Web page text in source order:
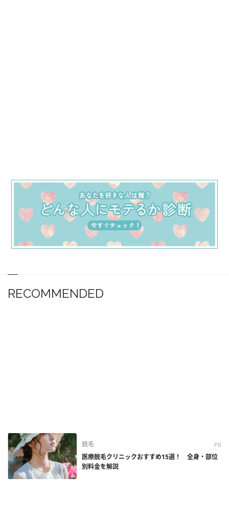
RECOMMENDED
脱毛 PR
医療脱毛クリニックおすすめ15選！ 全身・部位
別料金を解説